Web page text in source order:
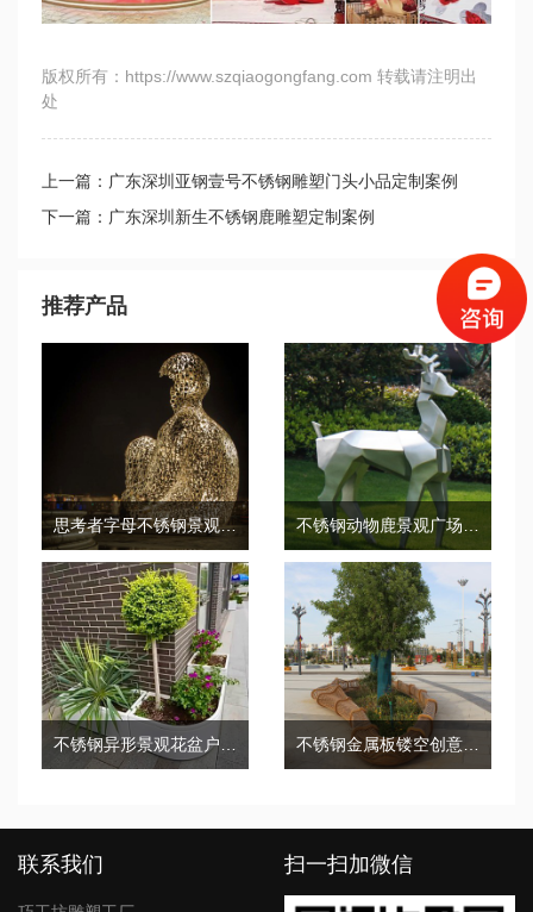
版权所有：https://www.szqiaogongfang.com 转载请注明出
处
上一篇：广东深圳亚钢壹号不锈钢雕塑门头小品定制案例
下一篇：广东深圳新生不锈钢鹿雕塑定制案例
推荐产品
思考者字母不锈钢景观城市广场雕塑 不锈钢动物鹿景观广场校园雕塑
不锈钢异形景观花盆户外创意艺术花箱 不锈钢金属板镂空创意坐凳
联系我们 扫一扫加微信